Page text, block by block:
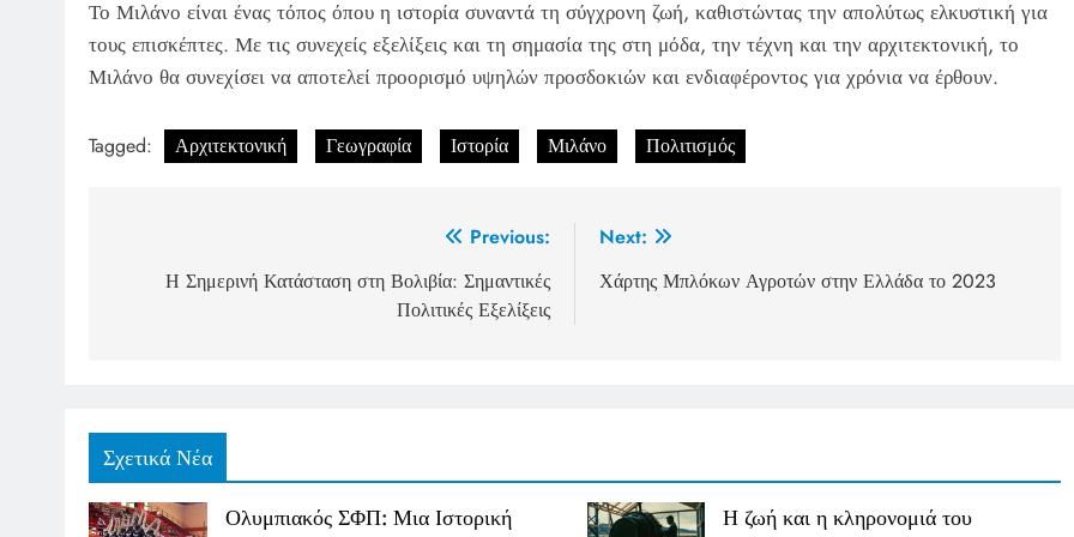
Το Μιλάνο είναι ένας τόπος όπου η ιστορία συναντά τη σύγχρονη ζωή, καθιστώντας την απολύτως ελκυστική για
τους επισκέπτες. Με τις συνεχείς εξελίξεις και τη σημασία της στη μόδα, την τέχνη και την αρχιτεκτονική, το
Μιλάνο θα συνεχίσει να αποτελεί προορισμό υψηλών προσδοκιών και ενδιαφέροντος για χρόνια να έρθουν.
Tagged: Αρχιτεκτονική Γεωγραφία Ιστορία Μιλάνο Πολιτισμός
navigation
Previous:
Η Σημερινή Κατάσταση στη Βολιβία: Σημαντικές
Πολιτικές Εξελίξεις
Next:
Χάρτης Μπλόκων Αγροτών στην Ελλάδα το 2023
Σχετικά Νέα
Ολυμπιακός ΣΦΠ: Μια Ιστορική
Η ζωή και η κληρονομιά του